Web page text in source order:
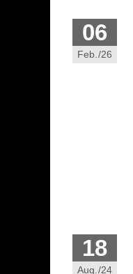
06
Feb./26
18
Aug./24